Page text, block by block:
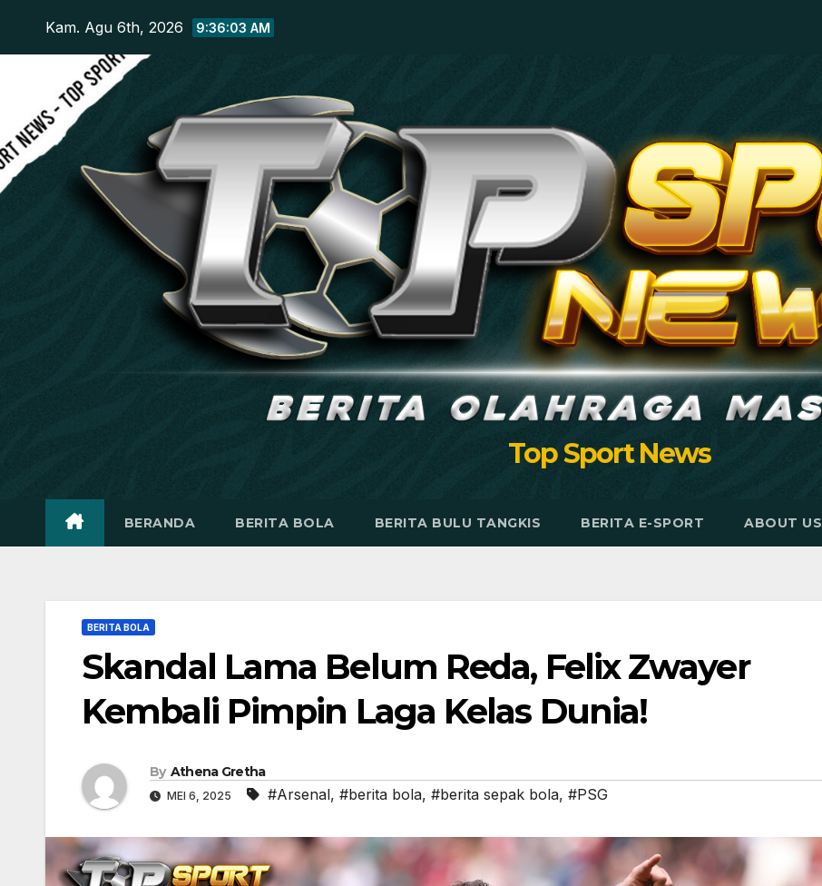
Kam. Agu 6th, 2026 9:36:04 AM
Top Sport News
BERANDA BERITA BOLA BERITA BULU TANGKIS BERITA E-SPORT ABOUT US
BERITA BOLA
Skandal Lama Belum Reda, Felix Zwayer
Kembali Pimpin Laga Kelas Dunia!
By Athena Gretha
MEI 6, 2025 #Arsenal, #berita bola, #berita sepak bola, #PSG